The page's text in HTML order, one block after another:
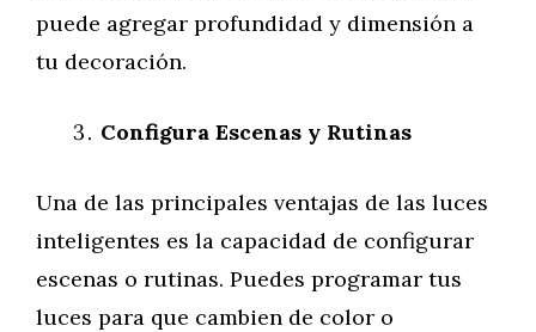
puede agregar profundidad y dimensión a
tu decoración.
Configura Escenas y Rutinas
Una de las principales ventajas de las luces
inteligentes es la capacidad de configurar
escenas o rutinas. Puedes programar tus
luces para que cambien de color o